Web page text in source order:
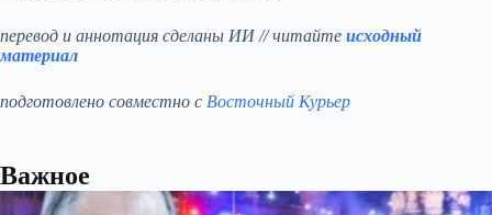
перевод и аннотация сделаны ИИ // читайте исходный
материал
подготовлено совместно с Восточный Курьер
Важное